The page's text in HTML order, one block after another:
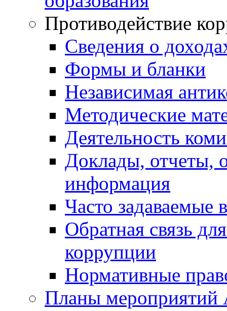
Противодействие
Сведения о
Формы и бланки
Независимая
Методические
Деятельность
Доклады, отчеты,
информация
Часто задаваемые
Обратная связь
коррупции
Нормативные
Планы мероприятий